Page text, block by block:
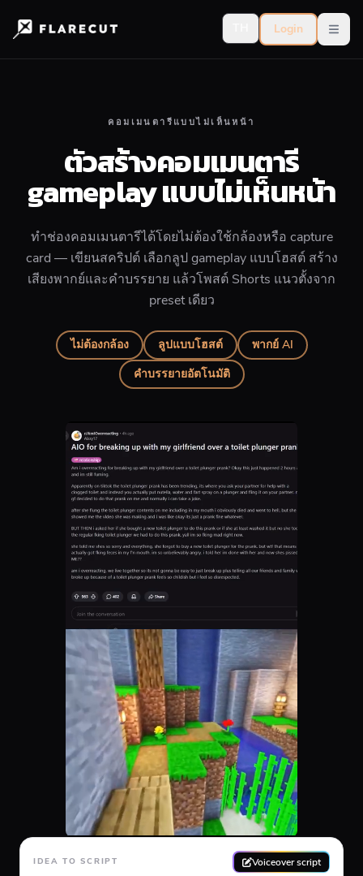
Login
คอมเมนตารีแบบไม่เห็นหน้า
ตัวสร้างคอมเมนตารี
gameplay แบบไม่เห็นหน้า
ทำช่องคอมเมนตารีได้โดยไม่ต้องใช้กล้องหรือ capture
card — เขียนสคริปต์ เลือกลูป gameplay แบบโฮสต์ สร้าง
เสียงพากย์และคำบรรยาย แล้วโพสต์ Shorts แนวตั้งจาก
preset เดียว
ไม่ต้องกล้อง ลูปแบบโฮสต์
พากย์ AI
คำบรรยายอัตโนมัติ
IDEA TO SCRIPT Voiceover script